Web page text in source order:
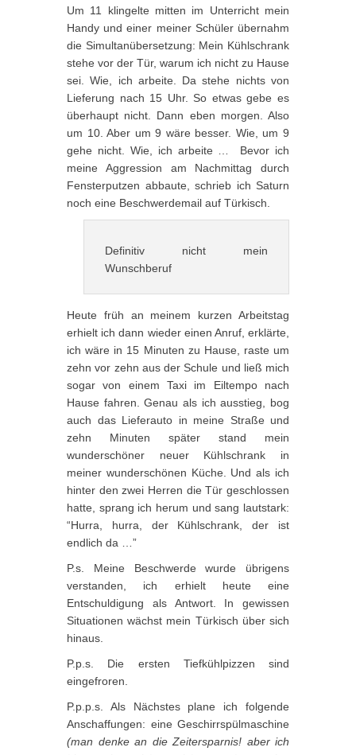
Um 11 klingelte mitten im Unterricht mein
Handy und einer meiner Schüler übernahm
die Simultanübersetzung: Mein Kühlschrank
stehe vor der Tür, warum ich nicht zu Hause
sei. Wie, ich arbeite. Da stehe nichts von
Lieferung nach 15 Uhr. So etwas gebe es
überhaupt nicht. Dann eben morgen. Also
um 10. Aber um 9 wäre besser. Wie, um 9
gehe nicht. Wie, ich arbeite … Bevor ich
meine Aggression am Nachmittag durch
Fensterputzen abbaute, schrieb ich Saturn
noch eine Beschwerdemail auf Türkisch.
Definitiv nicht mein
Wunschberuf
Heute früh an meinem kurzen Arbeitstag
erhielt ich dann wieder einen Anruf, erklärte,
ich wäre in 15 Minuten zu Hause, raste um
zehn vor zehn aus der Schule und ließ mich
sogar von einem Taxi im Eiltempo nach
Hause fahren. Genau als ich ausstieg, bog
auch das Lieferauto in meine Straße und
zehn Minuten später stand mein
wunderschöner neuer Kühlschrank in
meiner wunderschönen Küche. Und als ich
hinter den zwei Herren die Tür geschlossen
hatte, sprang ich herum und sang lautstark:
“Hurra, hurra, der Kühlschrank, der ist
endlich da …”
P.s. Meine Beschwerde wurde übrigens
verstanden, ich erhielt heute eine
Entschuldigung als Antwort. In gewissen
Situationen wächst mein Türkisch über sich
hinaus.
P.p.s. Die ersten Tiefkühlpizzen sind
eingefroren.
P.p.p.s. Als Nächstes plane ich folgende
Anschaffungen: eine Geschirrspülmaschine
(man denke an die Zeitersparnis! aber ich